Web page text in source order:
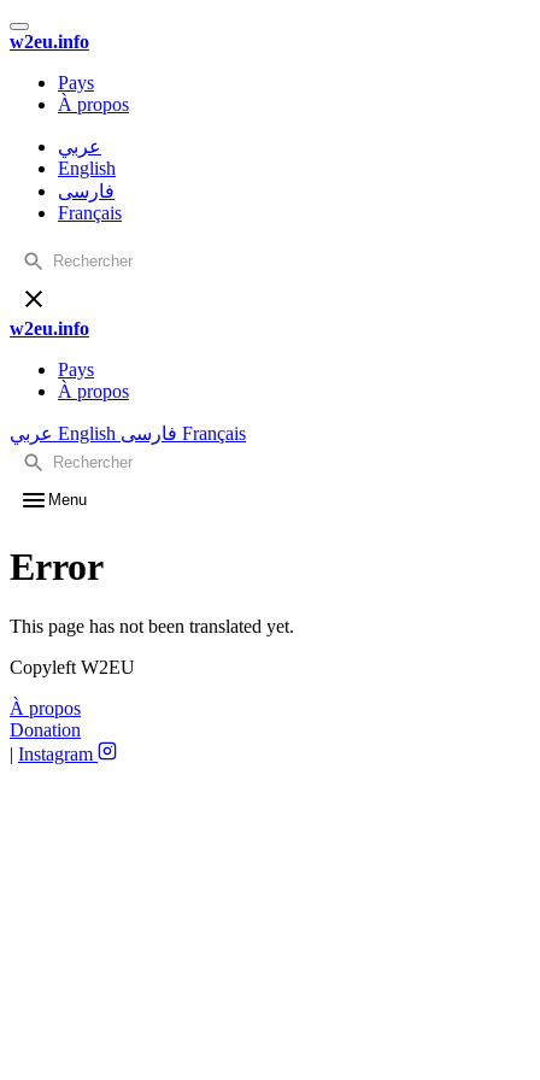
w2eu.info
Pays
À propos
عربي
English
فارسی
Français
w2eu.info
Pays
À propos
عربي English فارسی Français
Menu
Error
This page has not been translated yet.
Copyleft W2EU
À propos
Donation
| Instagram